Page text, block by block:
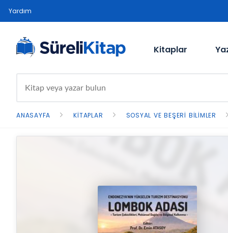
Yardım
Kitaplar
ANASAYFA KITAPLAR SOSYAL VE BEŞERI BILIMLER